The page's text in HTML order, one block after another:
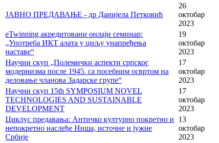
ЈАВНО ПРЕДАВАЊЕ - др Данијела Петковић
26
октобар
2023
eTwinning акредитовани онлајн семинар:
„Употреба ИКТ алата у циљу унапређења
наставе“
19
октобар
2023
Научни скуп „Полемички аспекти српског
модернизма после 1945. са посебним освртом на
деловање чланова Задарске групе“
17
октобар
2023
Научни скуп 15th SYMPOSIUM NOVEL
TECHNOLOGIES AND SUSTAINABLE
DEVELOPMENT
17
октобар
2023
Циклус предавања: Античко културно покретно и
непокретно наслеђе Ниша, источне и јужне
Србије
13
октобар
2023